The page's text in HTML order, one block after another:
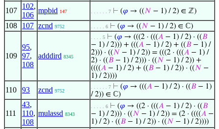
107
102,
106
mpbid 147 . . . . . . 7 ⊢ (𝜑 → ((𝑁 − 1) / 2) ∈ ℤ)
108 107 zcnd 9752 . . . . . 6 ⊢ (𝜑 → ((𝑁 − 1) / 2) ∈ ℂ)
109
95,
97,
108
adddird 8345
. . . . 5 ⊢ (𝜑 → (((2 · (((𝐴 − 1) / 2) · ((𝐵
− 1) / 2))) + (((𝐴 − 1) / 2) + ((𝐵 − 1) /
2))) · ((𝑁 − 1) / 2)) = (((2 · (((𝐴 − 1) /
2) · ((𝐵 − 1) / 2))) · ((𝑁 − 1) / 2)) +
((((𝐴 − 1) / 2) + ((𝐵 − 1) / 2)) · ((𝑁 −
1) / 2))))
110 93 zcnd 9752
. . . . . . 7 ⊢ (𝜑 → (((𝐴 − 1) / 2) · ((𝐵 − 1)
/ 2)) ∈ ℂ)
111
43,
110,
108
mulassd 8343
. . . . . 6 ⊢ (𝜑 → ((2 · (((𝐴 − 1) / 2) · ((𝐵
− 1) / 2))) · ((𝑁 − 1) / 2)) = (2 · ((((𝐴 −
1) / 2) · ((𝐵 − 1) / 2)) · ((𝑁 − 1) / 2))))